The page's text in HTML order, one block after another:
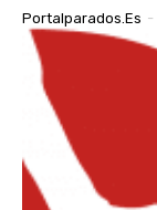
Portalparados.es -